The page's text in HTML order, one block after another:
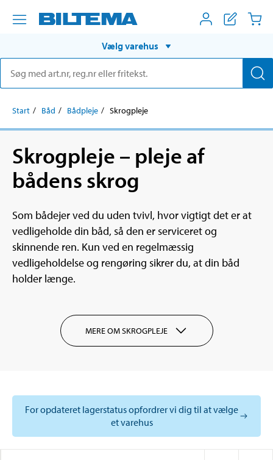
Vælg varehus
Start Båd Bådpleje Skrogpleje
Skrogpleje – pleje af
bådens skrog
Som bådejer ved du uden tvivl, hvor vigtigt det er at
vedligeholde din båd, så den er serviceret og
skinnende ren. Kun ved en regelmæssig
vedligeholdelse og rengøring sikrer du, at din båd
holder længe.
MERE OM SKROGPLEJE
For opdateret lagerstatus opfordrer vi dig til at vælge
et varehus